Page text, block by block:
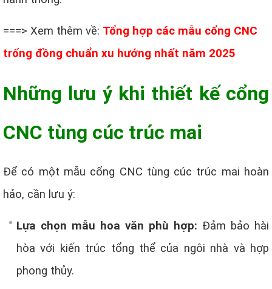
===> Xem thêm về: Tổng hợp các mẫu cổng CNC
trống đồng chuẩn xu hướng nhất năm 2025
Những lưu ý khi thiết kế cổng
CNC tùng cúc trúc mai
Để có một mẫu cổng CNC tùng cúc trúc mai hoàn
hảo, cần lưu ý:
Lựa chọn mẫu hoa văn phù hợp: Đảm bảo hài
hòa với kiến trúc tổng thể của ngôi nhà và hợp
phong thủy.